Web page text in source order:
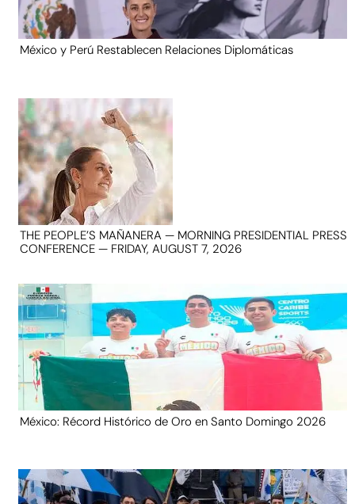
México y Perú Restablecen Relaciones Diplomáticas
THE PEOPLE’S MAÑANERA — MORNING PRESIDENTIAL PRESS
CONFERENCE — FRIDAY, AUGUST 7, 2026
México: Récord Histórico de Oro en Santo Domingo 2026